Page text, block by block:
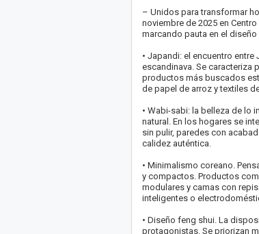
– Unidos para transformar
noviembre de 2025 en
marcando pauta en el
• Japandi: el encuentro
escandinava. Se caracteriza
productos más buscados
de papel de arroz y textiles
• Wabi-sabi: la belleza de lo
natural. En los hogares se
sin pulir, paredes con
calidez auténtica.
• Minimalismo coreano.
y compactos. Productos
modulares y camas con
inteligentes o
• Diseño feng shui. La
protagonistas. Se priorizan